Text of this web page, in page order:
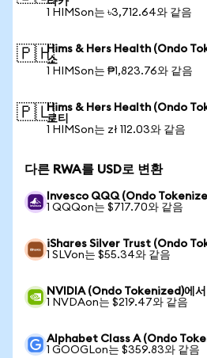
1 HIMSon는 ৳3,712.64와 같음
🇵🇭Hims & Hers Health (Ondo
소
1 HIMSon는 ₱1,823.76와 같음
🇵🇱Hims & Hers Health (Ondo
로티
1 HIMSon는 zł 112.03와 같음
다른 RWA를 USD로 변환
Invesco QQQ (Ondo
1 QQQon는 $717.70와 같음
iShares Silver Trust (Ondo
1 SLVon는 $55.34와 같음
NVIDIA (Ondo Tokenized)에서
1 NVDAon는 $219.47와 같음
Alphabet Class A (Ondo
1 GOOGLon는 $359.83와 같음